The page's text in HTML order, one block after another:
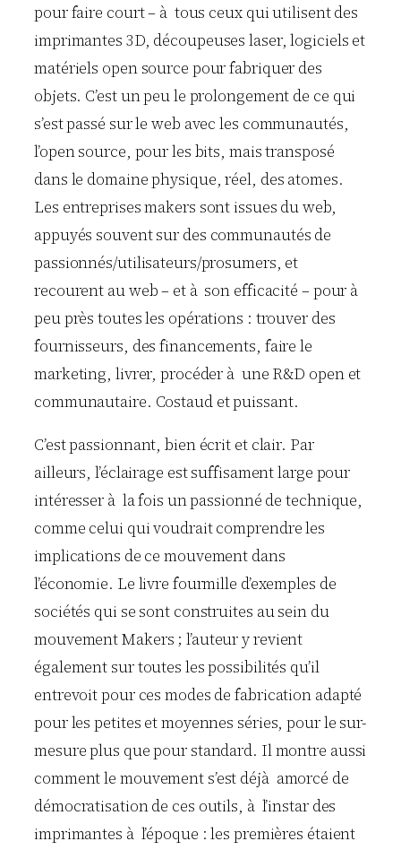
pour faire court – à tous ceux qui utilisent des
imprimantes 3D, découpeuses laser, logiciels et
matériels open source pour fabriquer des
objets. C’est un peu le prolongement de ce qui
s’est passé sur le web avec les communautés,
l’open source, pour les bits, mais transposé
dans le domaine physique, réel, des atomes.
Les entreprises makers sont issues du web,
appuyés souvent sur des communautés de
passionnés/utilisateurs/prosumers, et
recourent au web – et à son efficacité – pour à
peu près toutes les opérations : trouver des
fournisseurs, des financements, faire le
marketing, livrer, procéder à une R&D open et
communautaire. Costaud et puissant.
C’est passionnant, bien écrit et clair. Par
ailleurs, l’éclairage est suffisament large pour
intéresser à la fois un passionné de technique,
comme celui qui voudrait comprendre les
implications de ce mouvement dans
l’économie. Le livre fourmille d’exemples de
sociétés qui se sont construites au sein du
mouvement Makers ; l’auteur y revient
également sur toutes les possibilités qu’il
entrevoit pour ces modes de fabrication adapté
pour les petites et moyennes séries, pour le sur-
mesure plus que pour standard. Il montre aussi
comment le mouvement s’est déjà amorcé de
démocratisation de ces outils, à l’instar des
imprimantes à l’époque : les premières étaient